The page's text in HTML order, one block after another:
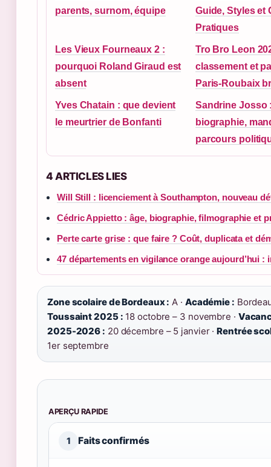
parents, surnom, équipe
Guide, Styles et
Pratiques
Les Vieux Fourneaux 2 :
pourquoi Roland Giraud est
absent
Tro Bro Leon
classement et
Paris-Roubaix
Yves Chatain : que devient
le meurtrier de Bonfanti
Sandrine Josso
biographie,
parcours
4 ARTICLES LIES
Will Still : licenciement à Southampton, nouveau
Cédric Appietto : âge, biographie, filmographie et
Perte carte grise : que faire ? Coût, duplicata et
47 départements en vigilance orange aujourd’hui :
Zone scolaire de Bordeaux : A · Académie :
Toussaint 2025 : 18 octobre – 3 novembre ·
2025-2026 : 20 décembre – 5 janvier ·Rentrée
1er septembre
APERÇU RAPIDE
1 Faits confirmés